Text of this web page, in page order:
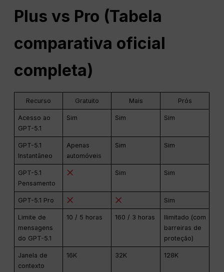
Plus vs Pro (Tabela
comparativa oficial
completa)
Recurso Gratuito Mais Prós
Acesso ao
GPT-5.1
Sim Sim Sim
GPT-5.1
Instantâneo
Apenas
automóveis
Sim Sim
GPT-5.1
Pensamento
Sim Sim
GPT-5.1 Pro Sim
Limite de
mensagens
do GPT-5.1
10 / 5 horas 160 / 3 horas
Ilimitado (com
barreiras de
proteção)
Janela de
contexto
16K 32K 128K